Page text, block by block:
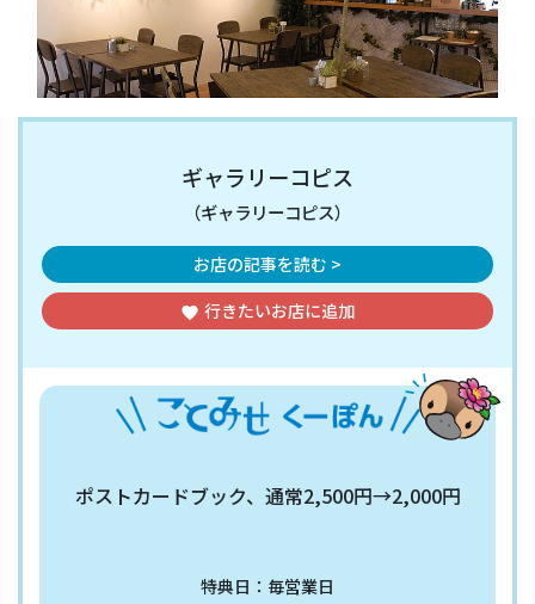
ギャラリーコピス
（ギャラリーコピス）
お店の記事を読む >
favorite 行きたいお店に追加
ポストカードブック、通常2,500円→2,000円
特典日：毎営業日